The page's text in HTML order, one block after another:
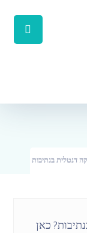
דנטלית בנתיבות
כאן